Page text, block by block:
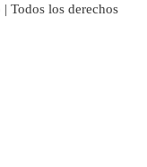
Todos los derechos